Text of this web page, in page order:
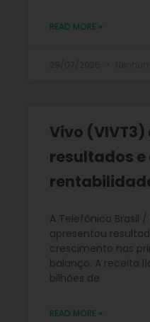
READ MORE »
Vivo
resultados
A Telefônica Brasil /
apresentou
crescimento nas
balanço. A receita
bilhões de
READ MORE »